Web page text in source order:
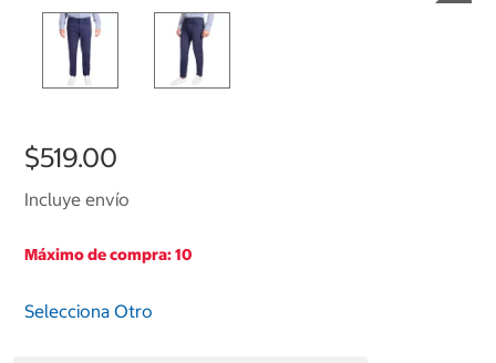
$519.00
Incluye envío
Máximo de compra: 10
Selecciona Otro